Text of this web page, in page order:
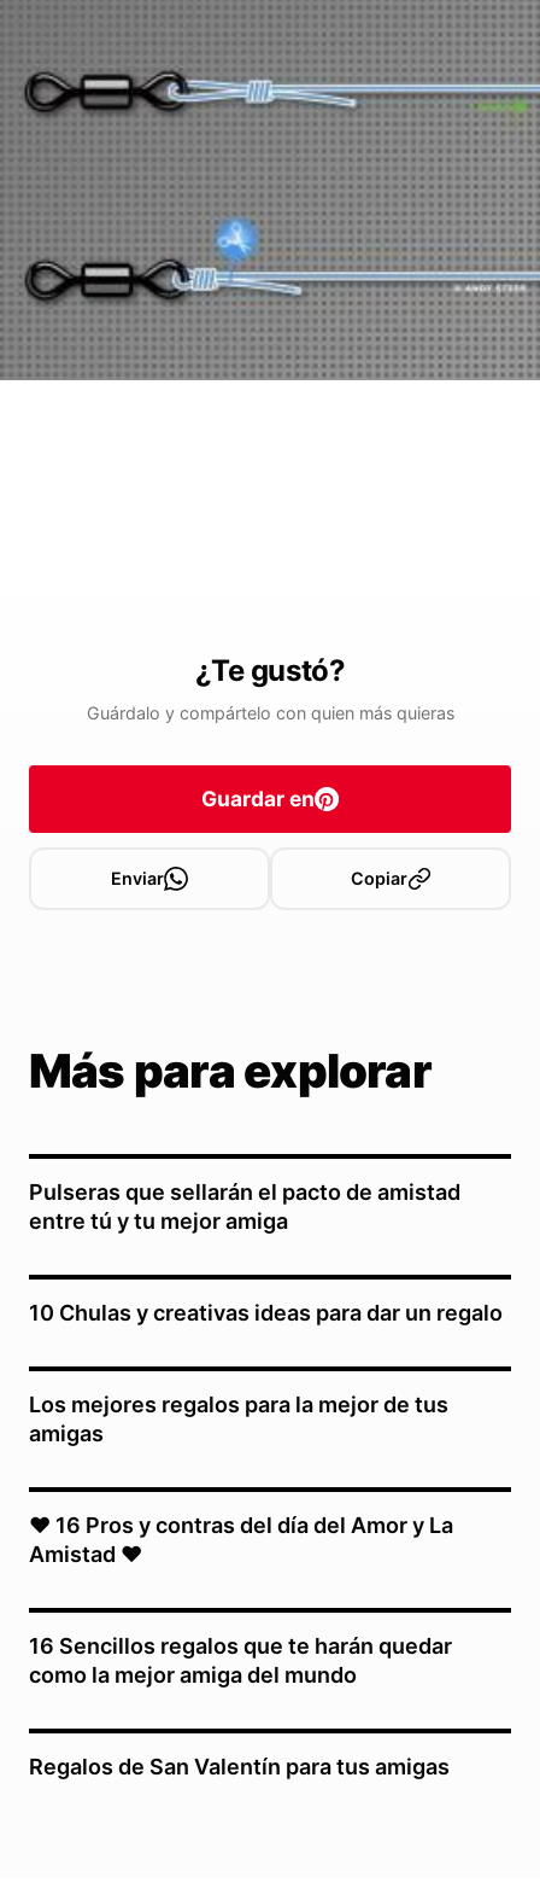
¿Te gustó?
Guárdalo y compártelo con quien más quieras
Guardar en
Enviar Copiar
Más para explorar
Pulseras que sellarán el pacto de amistad
entre tú y tu mejor amiga
10 Chulas y creativas ideas para dar un regalo
Los mejores regalos para la mejor de tus
amigas
♥ 16 Pros y contras del día del Amor y La
Amistad ♥
16 Sencillos regalos que te harán quedar
como la mejor amiga del mundo
Regalos de San Valentín para tus amigas